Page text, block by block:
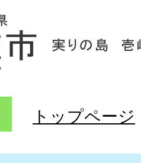
トップページ